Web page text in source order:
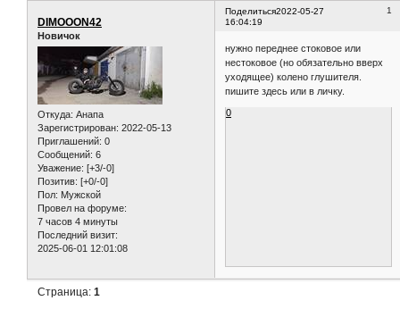
Поделиться 1
2022-05-27
16:04:19
DIMOOON42
Новичок
Откуда: Анапа
Зарегистрирован: 2022-05-13
Приглашений: 0
Сообщений: 6
Уважение: [+3/-0]
Позитив: [+0/-0]
Пол: Мужской
Провел на форуме:
7 часов 4 минуты
Последний визит:
2025-06-01 12:01:08
нужно переднее стоковое или
нестоковое (но обязательно вверх
уходящее) колено глушителя.
пишите здесь или в личку.
0
Страница:1